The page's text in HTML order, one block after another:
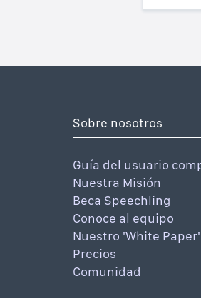
Sobre nosotros
Guía del usuario
Nuestra Misión
Beca Speechling
Conoce al equipo
Nuestro 'White Paper'
Precios
Comunidad